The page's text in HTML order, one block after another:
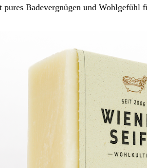
pures Badevergnügen und Wohlgefühl